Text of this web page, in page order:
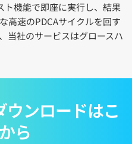
機能で即座に実行し、結果
高速のPDCAサイクルを回す
当社のサービスはグロースハ
ンロードはこ
ら